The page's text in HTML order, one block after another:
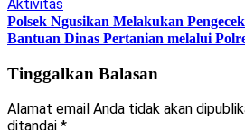
Aktivitas
Polsek Ngusikan Melakukan
Bantuan Dinas Pertanian melalui
Tinggalkan Balasan
Alamat email Anda tidak akan
ditandai *